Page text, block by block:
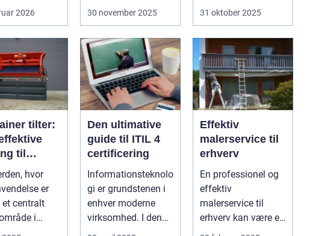
af
2026
industristandarder,
30 november 2025
århundreder. Med
31 oktober 2025
tilter:
til
hvor
er
et centralt
i
og
Den ultimative
guide til ITIL 4
certificering
Informationsteknolo
gi er grundstenen i
enhver moderne
virksomhed. I denne
digitale tidsalder
Effektiv
malerservice til
erhverv
En professionel og
effektiv
malerservice til
erhverv kan være en
afgørende faktor for